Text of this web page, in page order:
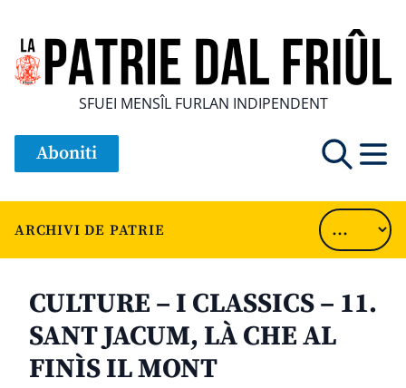
SFUEI MENSÎL FURLAN INDIPENDENT
Aboniti
ARCHIVI DE PATRIE
CULTURE – I CLASSICS – 11.
SANT JACUM, LÀ CHE AL
FINÌS IL MONT